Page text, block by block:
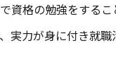
資格の勉強をするこ
力が身に付き就職